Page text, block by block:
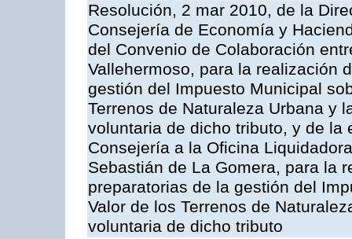
Resolución, 2 mar 2010, de la
Consejería de Economía y
del Convenio de Colaboración
Vallehermoso, para la realización
gestión del Impuesto Municipal
Terrenos de Naturaleza Urbana y
voluntaria de dicho tributo, y de la
Consejería a la Oficina
Sebastián de La Gomera, para la
preparatorias de la gestión del
Valor de los Terrenos de
voluntaria de dicho tributo